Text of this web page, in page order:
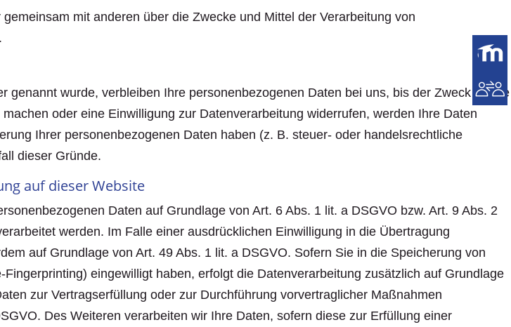
mit anderen über die Zwecke und Mittel der Verarbeitung von
wurde, verbleiben Ihre personenbezogenen Daten bei uns, bis der Zweck für die
oder eine Einwilligung zur Datenverarbeitung widerrufen, werden Ihre Daten
Ihrer personenbezogenen Daten haben (z. B. steuer- oder handelsrechtliche
dieser Gründe.
auf dieser Website
Daten auf Grundlage von Art. 6 Abs. 1 lit. a DSGVO bzw. Art. 9 Abs. 2
werden. Im Falle einer ausdrücklichen Einwilligung in die Übertragung
auf Grundlage von Art. 49 Abs. 1 lit. a DSGVO. Sofern Sie in die Speicherung von
eingewilligt haben, erfolgt die Datenverarbeitung zusätzlich auf Grundlage
zur Vertragserfüllung oder zur Durchführung vorvertraglicher Maßnahmen
Des Weiteren verarbeiten wir Ihre Daten, sofern diese zur Erfüllung einer